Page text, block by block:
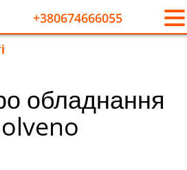
+380674666055
обладнання